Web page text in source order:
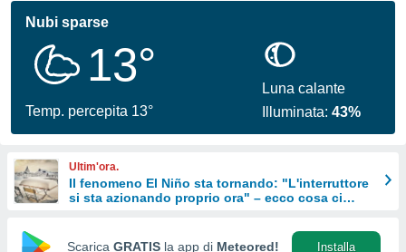
per
di
Web
le
Nubi sparse
13°
Temp. percepita 13°
Luna calante
Illuminata:43%
Ultim'ora.
Il fenomeno El Niño sta tornando: "L'interruttore
si sta azionando proprio ora" – ecco cosa ci
Scarica GRATIS la app di Meteored! Installa